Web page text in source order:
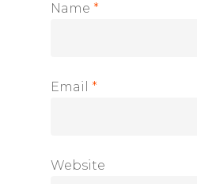
Name *
Email *
Website